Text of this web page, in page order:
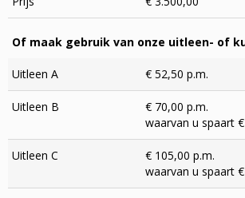
Of maak gebruik van onze uitleen- of
Uitleen A € 52,50 p.m.
Uitleen B
€ 70,00 p.m.
waarvan u spaart
Uitleen C
€ 105,00 p.m.
waarvan u spaart